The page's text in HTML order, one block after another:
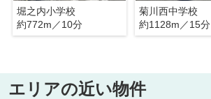
堀之内小学校
約772m／10分
菊川西中学校
約1128m／15分
エリアの近い物件